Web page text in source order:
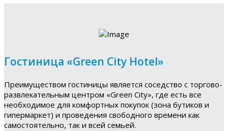
Гостиница «Green City Hotel»
Преимуществом гостиницы является соседство с торгово-
развлекательным центром «Green City», где есть все
необходимое для комфортных покупок (зона бутиков и
гипермаркет) и проведения свободного времени как
самостоятельно, так и всей семьей.